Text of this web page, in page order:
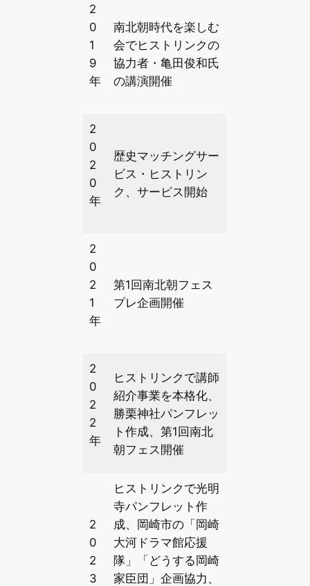
2
0
1
9
年
南北朝時代を楽しむ
会でヒストリンクの
協力者・亀田俊和氏
の講演開催
2
0
2
0
年
歴史マッチングサー
ビス・ヒストリン
ク、サービス開始
2
0
2
1
年
第1回南北朝フェス
プレ企画開催
2
0
2
2
年
ヒストリンクで講師
紹介事業を本格化、
勝栗神社パンフレッ
ト作成、第1回南北
朝フェス開催
2
0
2
3
ヒストリンクで光明
寺パンフレット作
成、岡崎市の「岡崎
大河ドラマ館応援
隊」「どうする岡崎
家臣団」企画協力、